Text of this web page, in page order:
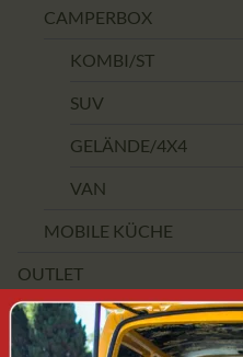
CAMPERBOX
KOMBI/ST
SUV
GELÄNDE/4X4
VAN
MOBILE KÜCHE
OUTLET
PREISSPANNE